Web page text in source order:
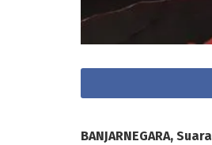
BANJARNEGARA,